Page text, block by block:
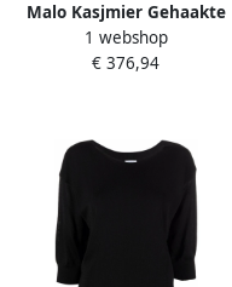
Malo Kasjmier Gehaakte
Gebreide Muts Black Dames
1 webshop
€ 376,94